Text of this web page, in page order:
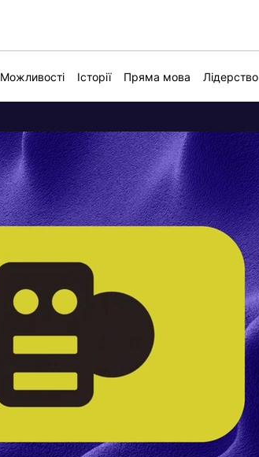
Можливості Історії Пряма мова Лідерство